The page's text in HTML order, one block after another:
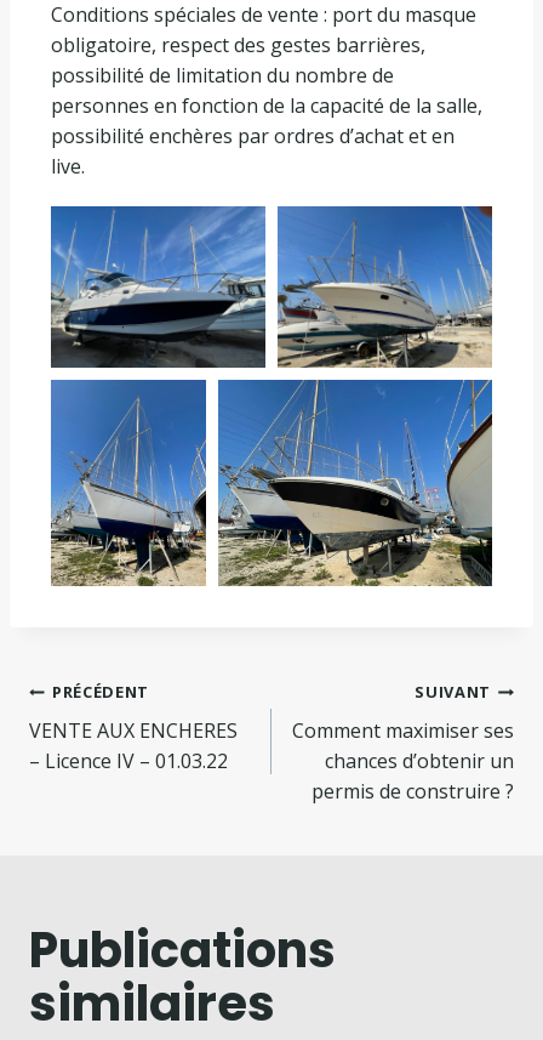
Conditions spéciales de vente : port du masque
obligatoire, respect des gestes barrières,
possibilité de limitation du nombre de
personnes en fonction de la capacité de la salle,
possibilité enchères par ordres d’achat et en
live.
PRÉCÉDENT
VENTE AUX ENCHERES
– Licence IV – 01.03.22
SUIVANT
Comment maximiser ses
chances d’obtenir un
permis de construire ?
Publications
similaires